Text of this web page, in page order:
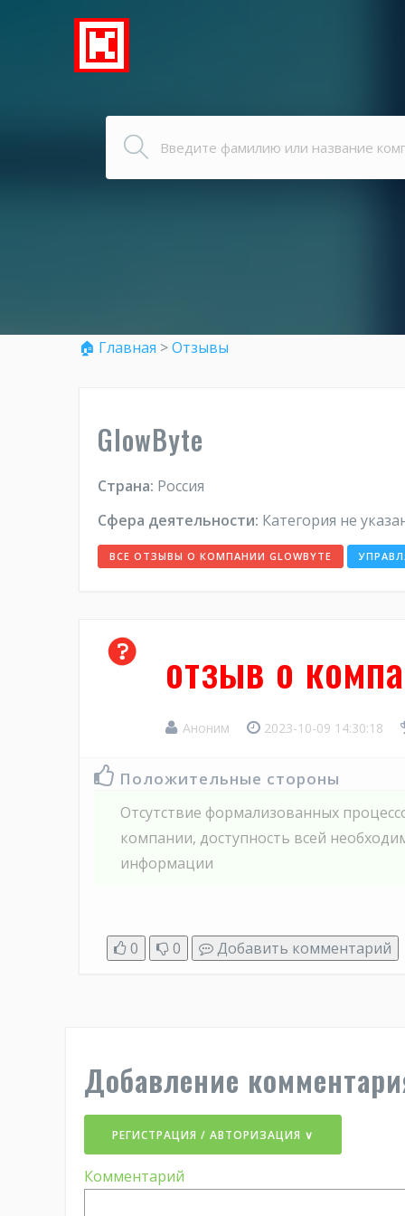
🏠 Главная >Отзывы
GlowByte
Страна: Россия
Сфера деятельности: Категория не
ВСЕ ОТЗЫВЫ О КОМПАНИИ GLOWBYTE
отзыв о
Аноним 2023-10-09 14:30:18
Положительные стороны
Отсутствие формализованных
компании, доступность всей
информации
0 0 Добавить комментарий
Добавление
РЕГИСТРАЦИЯ / АВТОРИЗАЦИЯ ∨
Комментарий